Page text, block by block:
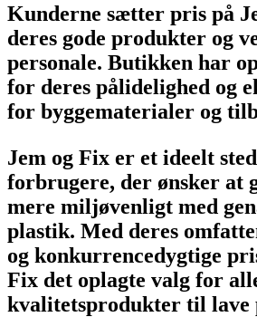
Kunderne sætter pris på
deres gode produkter og
personale. Butikken har
for deres pålidelighed og
for byggematerialer og
Jem og Fix er et ideelt
forbrugere, der ønsker at
mere miljøvenligt med
plastik. Med deres
og konkurrencedygtige
Fix det oplagte valg for
kvalitetsprodukter til lave